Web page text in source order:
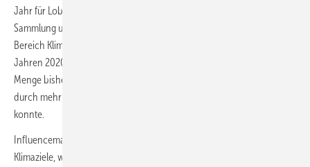
Jahr für Lobbying in der EU aus. Die Recherchen umfassten die
Sammlung und Analyse von über 1.000 Hinweisen zu Aktivitäten im
Bereich Klimaschutzregulierung, von denen mehr als 400 aus den
Jahren 2020 oder 2021 stammen. Dazu gehört eine beträchtliche
Menge bisher ungesehener Informationen, auf die Influencemap
durch mehr als zehn Anträge auf Informationsfreiheit zugreifen
konnte.
Influencemap unterstreicht die Gefahr für die deutschen und EU-
Klimaziele, wenn die Regulierung durch negative Aktivitäten im